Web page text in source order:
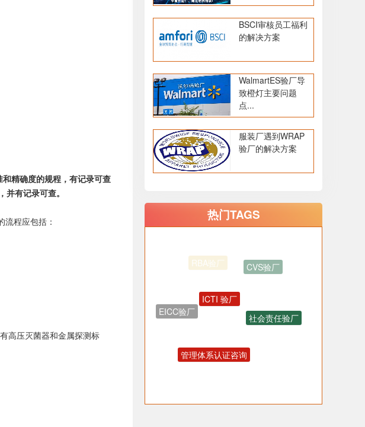
精确度的规程，有记录可查
有记录可查。
程应包括：
高压灭菌器和金属探测标
BSCI审核员工福利
的解决方案
WalmartES验厂导
致橙灯主要问题
点...
服装厂遇到WRAP
验厂的解决方案
热门TAGS
EICC验厂
OHSAS18001认证咨询